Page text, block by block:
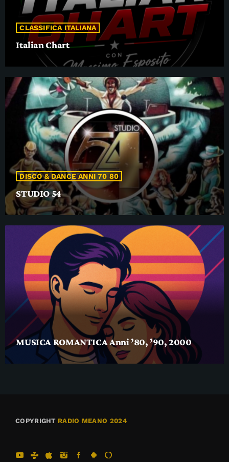
CLASSIFICA ITALIANA
Italian Chart
DISCO & DANCE ANNI 70 80
STUDIO 54
MUSICA ROMANTICA Anni ’80, ’90, 2000
COPYRIGHT RADIO MEANO 2024